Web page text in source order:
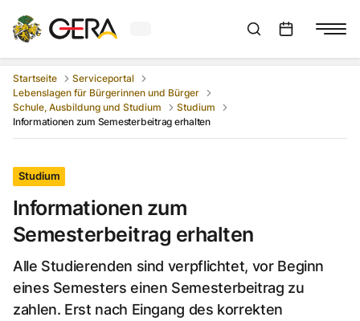
Aktuelles Wetter in GeraSuchleiste anzeigen
Startseite
Serviceportal
Lebenslagen für Bürgerinnen und Bürger
Schule, Ausbildung und Studium
Studium
Informationen zum Semesterbeitrag erhalten
Studium
Informationen zum
Semesterbeitrag erhalten
Alle Studierenden sind verpflichtet, vor Beginn
eines Semesters einen Semesterbeitrag zu
zahlen. Erst nach Eingang des korrekten